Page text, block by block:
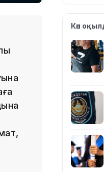
16:01
15:33
15:04
Көп